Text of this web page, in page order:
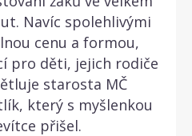
Navíc spolehlivými
cenu a formou,
pro děti, jejich rodiče
starosta MČ
který s myšlenkou
přišel.